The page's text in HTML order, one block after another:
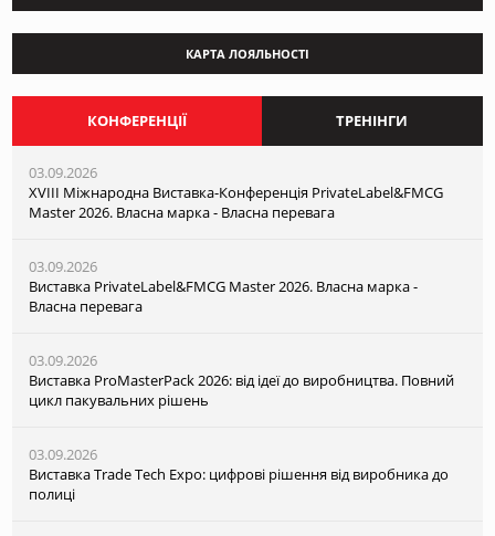
КАРТА ЛОЯЛЬНОСТІ
КОНФЕРЕНЦІЇ ТРЕНІНГИ
03.09.2026
XVІІI Міжнародна Виставка-Конференція PrivateLabel&FMCG
Master 2026. Власна марка - Власна перевага
03.09.2026
Виставка PrivateLabel&FMCG Master 2026. Власна марка -
Власна перевага
03.09.2026
Виставка ProMasterPack 2026: від ідеї до виробництва. Повний
цикл пакувальних рішень
03.09.2026
Виставка Trade Tech Expo: цифрові рішення від виробника до
полиці